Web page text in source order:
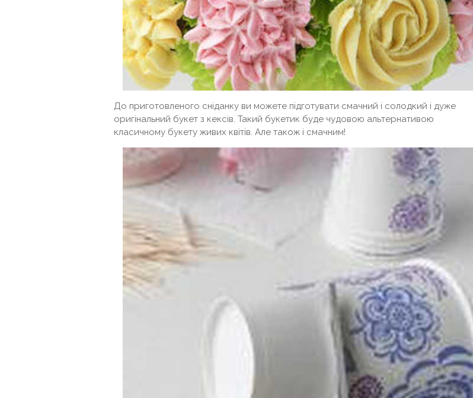
До приготовленого сніданку ви можете підготувати смачний і солодкий і дуже
оригінальний букет з кексів. Такий букетик буде чудовою альтернативою
класичному букету живих квітів. Але також і смачним!